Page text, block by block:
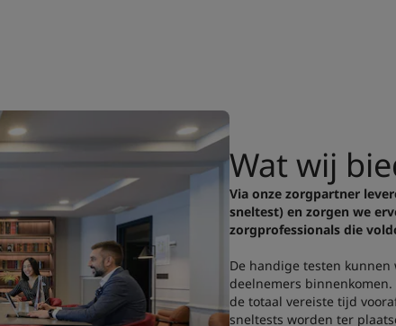
Wat wij
Via onze zorgpartner
sneltest) en zorgen we
zorgprofessionals die
De handige testen
deelnemers
de totaal vereiste tijd
sneltests worden ter